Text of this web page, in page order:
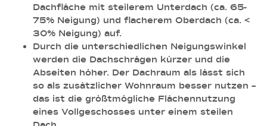
Dachfläche mit steilerem Unterdach (ca. 65-
75% Neigung) und flacherem Oberdach (ca. <
30% Neigung) auf.
Durch die unterschiedlichen Neigungswinkel
werden die Dachschrägen kürzer und die
Abseiten höher. Der Dachraum als lässt sich
so als zusätzlicher Wohnraum besser nutzen –
das ist die größtmögliche Flächennutzung
eines Vollgeschosses unter einem steilen